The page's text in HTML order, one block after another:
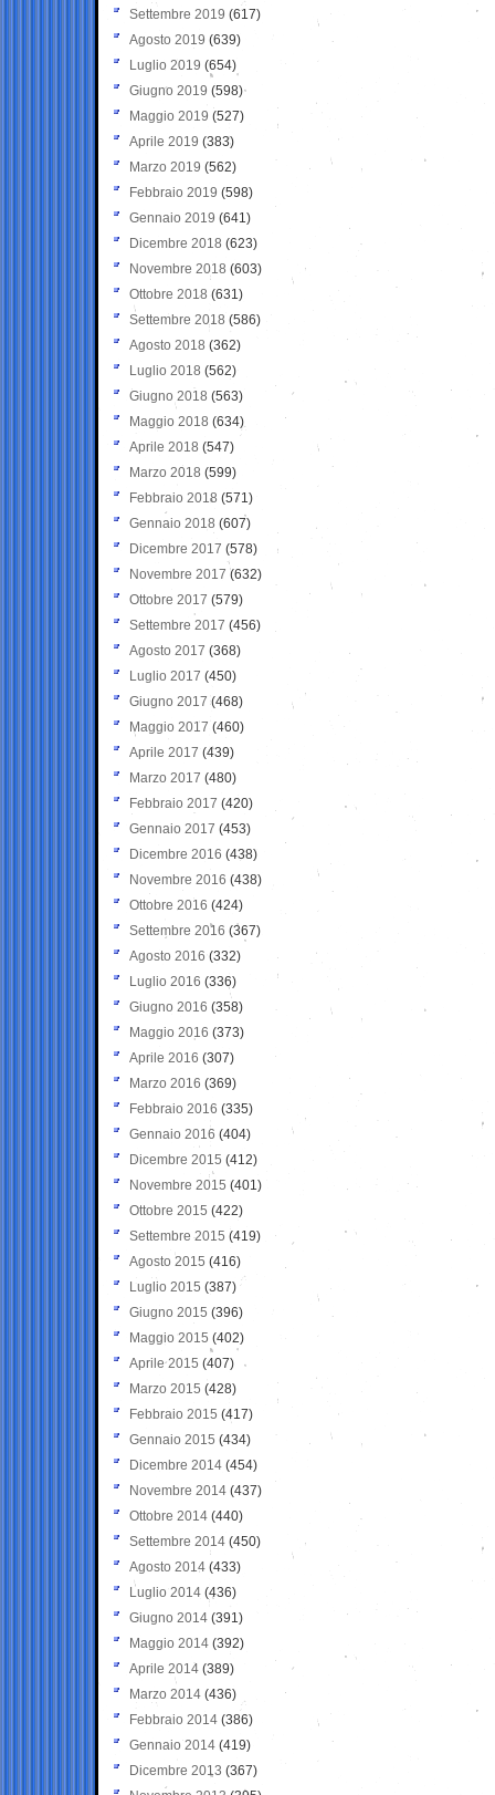
Settembre 2019 (617)
Agosto 2019 (639)
Luglio 2019 (654)
Giugno 2019 (598)
Maggio 2019 (527)
Aprile 2019 (383)
Marzo 2019 (562)
Febbraio 2019 (598)
Gennaio 2019 (641)
Dicembre 2018 (623)
Novembre 2018 (603)
Ottobre 2018 (631)
Settembre 2018 (586)
Agosto 2018 (362)
Luglio 2018 (562)
Giugno 2018 (563)
Maggio 2018 (634)
Aprile 2018 (547)
Marzo 2018 (599)
Febbraio 2018 (571)
Gennaio 2018 (607)
Dicembre 2017 (578)
Novembre 2017 (632)
Ottobre 2017 (579)
Settembre 2017 (456)
Agosto 2017 (368)
Luglio 2017 (450)
Giugno 2017 (468)
Maggio 2017 (460)
Aprile 2017 (439)
Marzo 2017 (480)
Febbraio 2017 (420)
Gennaio 2017 (453)
Dicembre 2016 (438)
Novembre 2016 (438)
Ottobre 2016 (424)
Settembre 2016 (367)
Agosto 2016 (332)
Luglio 2016 (336)
Giugno 2016 (358)
Maggio 2016 (373)
Aprile 2016 (307)
Marzo 2016 (369)
Febbraio 2016 (335)
Gennaio 2016 (404)
Dicembre 2015 (412)
Novembre 2015 (401)
Ottobre 2015 (422)
Settembre 2015 (419)
Agosto 2015 (416)
Luglio 2015 (387)
Giugno 2015 (396)
Maggio 2015 (402)
Aprile 2015 (407)
Marzo 2015 (428)
Febbraio 2015 (417)
Gennaio 2015 (434)
Dicembre 2014 (454)
Novembre 2014 (437)
Ottobre 2014 (440)
Settembre 2014 (450)
Agosto 2014 (433)
Luglio 2014 (436)
Giugno 2014 (391)
Maggio 2014 (392)
Aprile 2014 (389)
Marzo 2014 (436)
Febbraio 2014 (386)
Gennaio 2014 (419)
Dicembre 2013 (367)